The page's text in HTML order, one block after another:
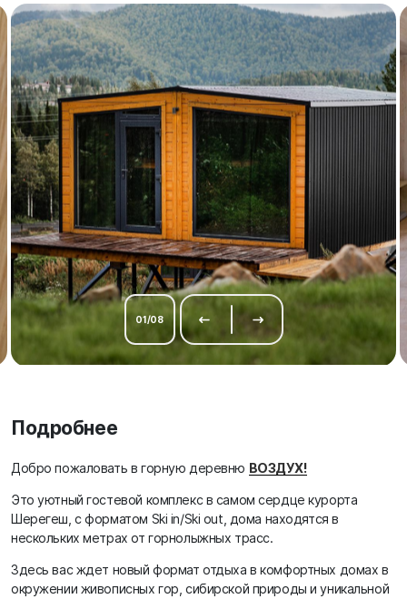
01/08
Подробнее
Добро пожаловать в горную деревню ВОЗДУХ!
Это уютный гостевой комплекс в самом сердце курорта
Шерегеш, c форматом Ski in/Ski out, дома находятся в
нескольких метрах от горнолыжных трасс.
Здесь вас ждет новый формат отдыха в комфортных домах в
окружении живописных гор, сибирской природы и уникальной